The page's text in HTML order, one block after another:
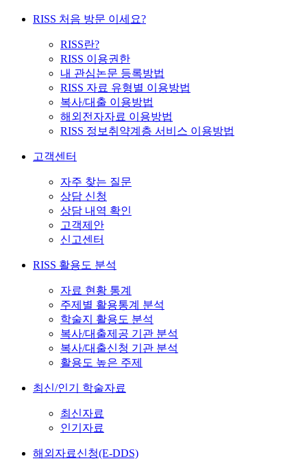
RISS 처음 방문 이세요?
RISS란?
RISS 이용권한
내 관심논문 등록방법
RISS 자료 유형별 이용방법
복사/대출 이용방법
해외전자자료 이용방법
RISS 정보취약계층 서비스 이용방법
고객센터
자주 찾는 질문
상담 신청
상담 내역 확인
고객제안
신고센터
RISS 활용도 분석
자료 현황 통계
주제별 활용통계 분석
학술지 활용도 분석
복사/대출제공 기관 분석
복사/대출신청 기관 분석
활용도 높은 주제
최신/인기 학술자료
최신자료
인기자료
해외자료신청(E-DDS)